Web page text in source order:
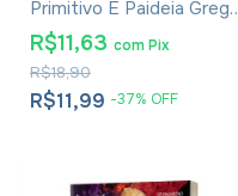
Primitivo E Paideia Grega
- Werner Jaeger
R$11,99 -37% OFF
R$18,90
R$11,63 comPix